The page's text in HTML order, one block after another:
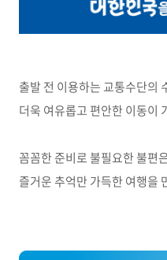
출발 전 이용하는 교통수단의
더욱 여유롭고 편안한 이동이
꼼꼼한 준비로 불필요한 불편
즐거운 추억만 가득한 여행을